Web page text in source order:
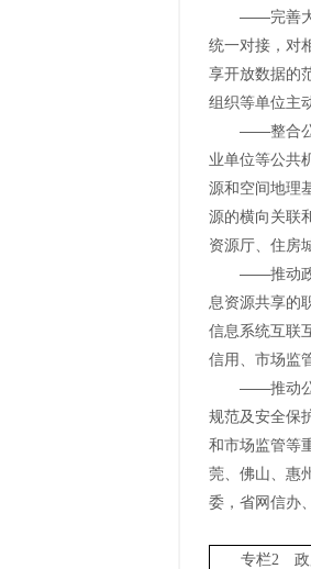
——完善大
统一对接，对
享开放数据的
组织等单位主
——整合公
业单位等公共
源和空间地理
源的横向关联
资源厅、住房
——推动政
息资源共享的
信息系统互联
信用、市场监
——推动公
规范及安全保
和市场监管等
莞、佛山、惠
委，省网信办
专栏2 政